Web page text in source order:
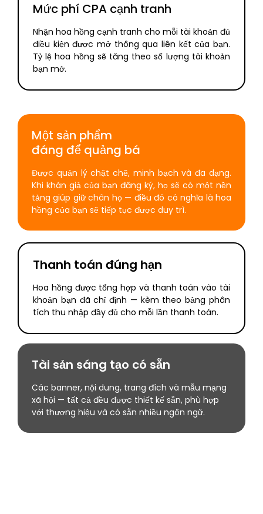
Mức phí CPA cạnh tranh
Nhận hoa hồng cạnh tranh cho mỗi tài khoản đủ
điều kiện được mở thông qua liên kết của bạn.
Tỷ lệ hoa hồng sẽ tăng theo số lượng tài khoản
bạn mở.
Một sản phẩm
đáng để quảng bá
Được quản lý chặt chẽ, minh bạch và đa dạng.
Khi khán giả của bạn đăng ký, họ sẽ có một nền
tảng giúp giữ chân họ — điều đó có nghĩa là hoa
hồng của bạn sẽ tiếp tục được duy trì.
Thanh toán đúng hạn
Hoa hồng được tổng hợp và thanh toán vào tài
khoản bạn đã chỉ định — kèm theo bảng phân
tích thu nhập đầy đủ cho mỗi lần thanh toán.
Tài sản sáng tạo có sẵn
Các banner, nội dung, trang đích và mẫu mạng
xã hội — tất cả đều được thiết kế sẵn, phù hợp
với thương hiệu và có sẵn nhiều ngôn ngữ.